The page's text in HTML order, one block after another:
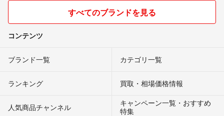
すべてのブランドを見る
コンテンツ
ブランド一覧 カテゴリ一覧
ランキング 買取・相場価格情報
人気商品チャンネル
キャンペーン一覧・おすすめ
特集